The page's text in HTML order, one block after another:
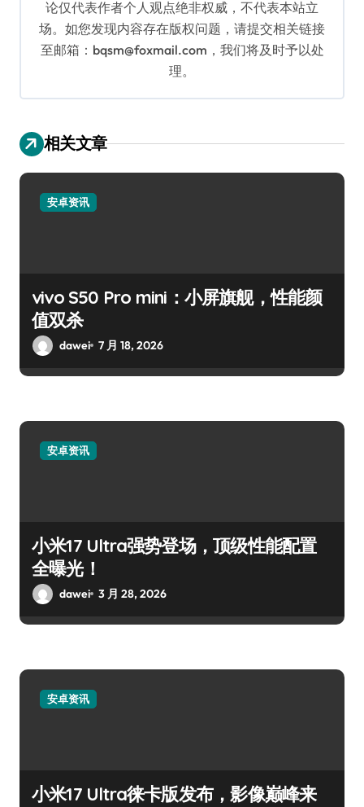
论仅代表作者个人观点绝非权威，不代表本站立
场。如您发现内容存在版权问题，请提交相关链接
至邮箱：bqsm@foxmail.com，我们将及时予以处
理。
相关文章
安卓资讯
vivo S50 Pro mini：小屏旗舰，性能颜
值双杀
dawei 7 月 18, 2026
安卓资讯
小米17 Ultra强势登场，顶级性能配置
全曝光！
dawei 3 月 28, 2026
安卓资讯
小米17 Ultra徕卡版发布，影像巅峰来